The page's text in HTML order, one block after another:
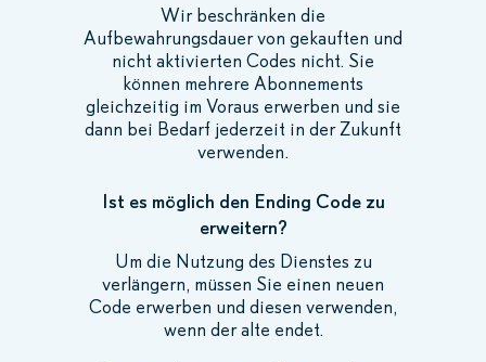
Wir beschränken die
Aufbewahrungsdauer von gekauften und
nicht aktivierten Codes nicht. Sie
können mehrere Abonnements
gleichzeitig im Voraus erwerben und sie
dann bei Bedarf jederzeit in der Zukunft
verwenden.
Ist es möglich den Ending Code zu
erweitern?
Um die Nutzung des Dienstes zu
verlängern, müssen Sie einen neuen
Code erwerben und diesen verwenden,
wenn der alte endet.